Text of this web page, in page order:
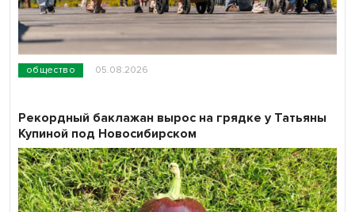
общество 05.08.2026
Рекордный баклажан вырос на грядке у Татьяны
Купиной под Новосибирском